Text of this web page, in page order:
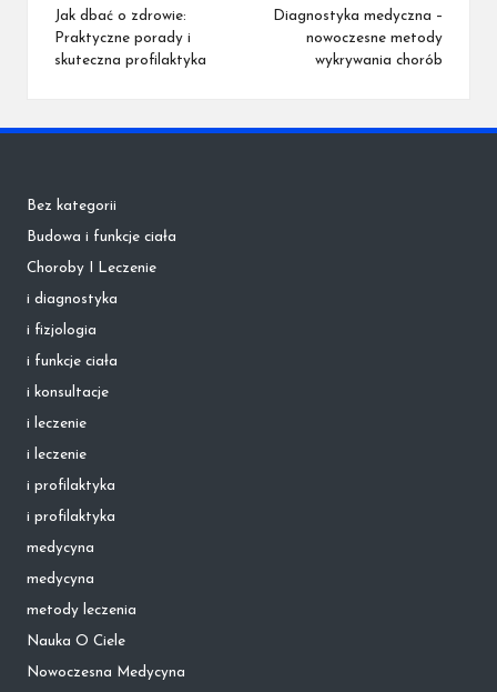
navigation
Jak dbać o zdrowie:
Praktyczne porady i
skuteczna profilaktyka
Diagnostyka medyczna –
nowoczesne metody
wykrywania chorób
Bez kategorii
Budowa i funkcje ciała
Choroby I Leczenie
i diagnostyka
i fizjologia
i funkcje ciała
i konsultacje
i leczenie
i leczenie
i profilaktyka
i profilaktyka
medycyna
medycyna
metody leczenia
Nauka O Ciele
Nowoczesna Medycyna